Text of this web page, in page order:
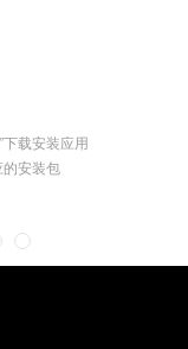
载安装应用
安装包
载安装应用
安装包
载安装应用
安装包
载安装应用
安装包
载安装应用
安装包
载安装应用
安装包
载安装应用
安装包